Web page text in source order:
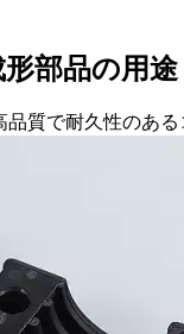
部品の用途
質で耐久性のあ